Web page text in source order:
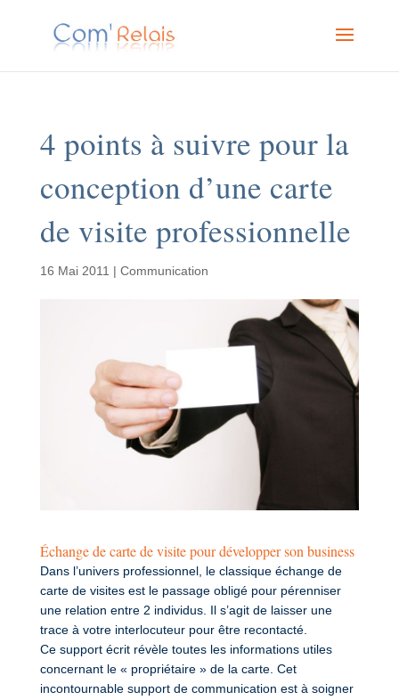
4 points à suivre pour la
conception d’une carte
de visite professionnelle
16 Mai 2011 | Communication
Échange de carte de visite pour développer son business
Dans l’univers professionnel, le classique échange de
carte de visites est le passage obligé pour pérenniser
une relation entre 2 individus. Il s’agit de laisser une
trace à votre interlocuteur pour être recontacté.
Ce support écrit révèle toutes les informations utiles
concernant le « propriétaire » de la carte. Cet
incontournable support de communication est à soigner